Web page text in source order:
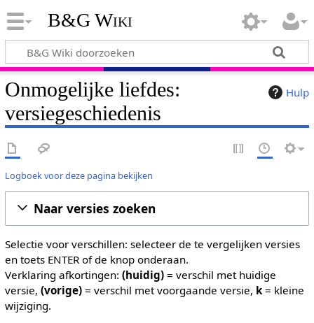
B&G Wiki
Hulp
Onmogelijke liefdes:
versiegeschiedenis
Logboek voor deze pagina bekijken
Naar versies zoeken
Selectie voor verschillen: selecteer de te vergelijken versies
en toets ENTER of de knop onderaan.
Verklaring afkortingen: (huidig)= verschil met huidige
versie, (vorige)= verschil met voorgaande versie, k= kleine
wijziging.